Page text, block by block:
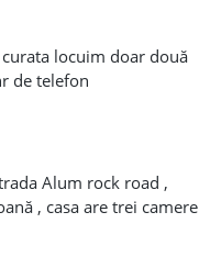
locuim doar două
de telefon
Alum rock road ,
, casa are trei camere